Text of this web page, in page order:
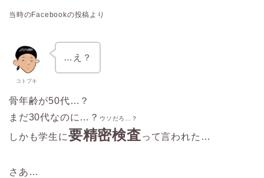
当時のFacebookの投稿より
コトブキ
…え？
骨年齢が50代…？
まだ30代なのに…？ ウソだろ ？
しかも学生に要精密検査って言われた…
さあ…